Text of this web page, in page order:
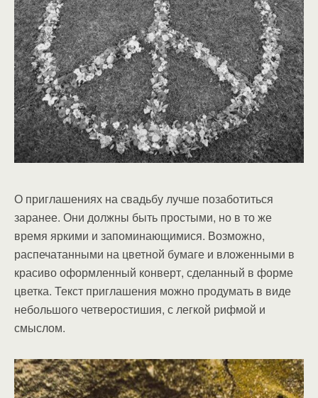
О приглашениях на свадьбу лучше позаботиться
заранее. Они должны быть простыми, но в то же
время яркими и запоминающимися. Возможно,
распечатанными на цветной бумаге и вложенными в
красиво оформленный конверт, сделанный в форме
цветка. Текст приглашения можно продумать в виде
небольшого четверостишия, с легкой рифмой и
смыслом.